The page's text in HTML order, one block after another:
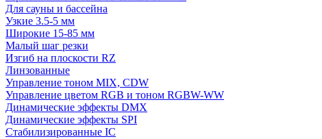
Для сауны и бассейна
Узкие 3.5-5 мм
Широкие 15-85 мм
Малый шаг резки
Изгиб на плоскости RZ
Линзованные
Управление тоном MIX, CDW
Управление цветом RGB и тоном RGBW-WW
Динамические эффекты DMX
Динамические эффекты SPI
Стабилизированные IC